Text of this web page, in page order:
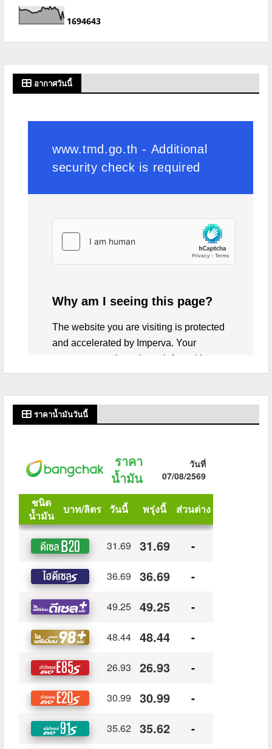
1694643
อากาศวันนี้
ราคาน้ำมันวันนี้